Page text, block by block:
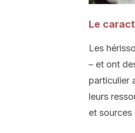
Le
Les
– et ont
particulier
leurs
et sources